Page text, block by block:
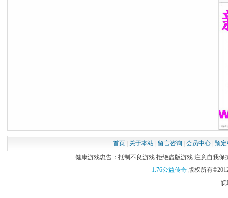
首页| 关于本站| 留言咨询 会员中心| 预
健康游戏忠告：抵制不良游戏 拒绝盗版游戏 注意自我保
1.76公益传奇版权所有
皖